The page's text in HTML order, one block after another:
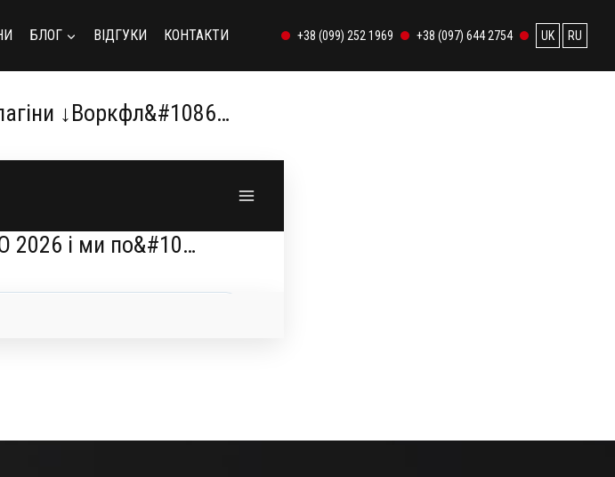
БЛОГ ВІДГУКИ КОНТАКТИ +38 (099) 252 1969 +38 (097) 644 2754 UK RU
↓Воркфл&#1086…